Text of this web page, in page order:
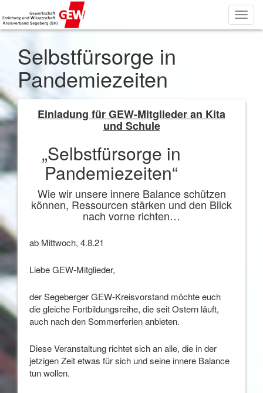
Selbstfürsorge in
Pandemiezeiten
Einladung für GEW-Mitglieder an Kita
und Schule
„Selbstfürsorge in
Pandemiezeiten“
Wie wir unsere innere Balance schützen
können, Ressourcen stärken und den Blick
nach vorne richten…
ab Mittwoch, 4.8.21
Liebe GEW-Mitglieder,
der Segeberger GEW-Kreisvorstand möchte euch
die gleiche Fortbildungsreihe, die seit Ostern läuft,
auch nach den Sommerferien anbieten.
Diese Veranstaltung richtet sich an alle, die in der
jetzigen Zeit etwas für sich und seine innere Balance
tun wollen.